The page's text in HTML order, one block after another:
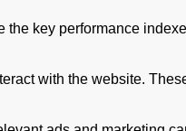
key performance
with the website.